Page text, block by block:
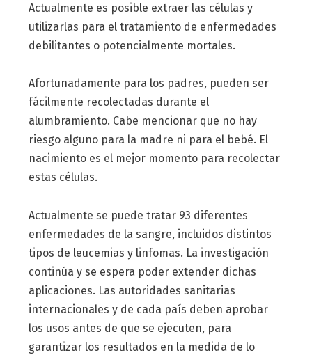
Actualmente es posible extraer las células y
utilizarlas para el tratamiento de enfermedades
debilitantes o potencialmente mortales.
Afortunadamente para los padres, pueden ser
fácilmente recolectadas durante el
alumbramiento. Cabe mencionar que no hay
riesgo alguno para la madre ni para el bebé. El
nacimiento es el mejor momento para recolectar
estas células.
Actualmente se puede tratar 93 diferentes
enfermedades de la sangre, incluidos distintos
tipos de leucemias y linfomas. La investigación
continúa y se espera poder extender dichas
aplicaciones. Las autoridades sanitarias
internacionales y de cada país deben aprobar
los usos antes de que se ejecuten, para
garantizar los resultados en la medida de lo